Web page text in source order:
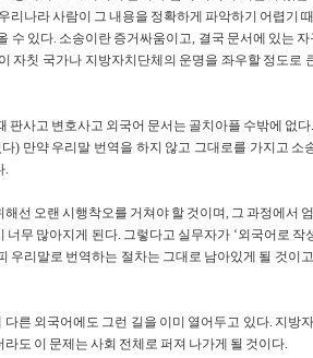
리나라 사람이 그 내용을 정확하게 파악하기 어렵기
수 있다. 소송이란 증거싸움이고, 결국 문서에 있는
자칫 국가나 지방자치단체의 운명을 좌우할 정도로
판사고 변호사고 외국어 문서는 골치아플 수밖에 없
) 만약 우리말 번역을 하지 않고 그대로를 가지고 소
.
선 오랜 시행착오를 거쳐야 할 것이며, 그 과정에서
너무 많아지게 된다. 그렇다고 실무자가 ‘외국어로 작
우리말로 번역하는 절차는 그대로 남아있게 될 것이
다른 외국어에도 그런 길을 이미 열어두고 있다. 지방
도 이 문제는 사회 전체로 퍼져 나가게 될 것이다.